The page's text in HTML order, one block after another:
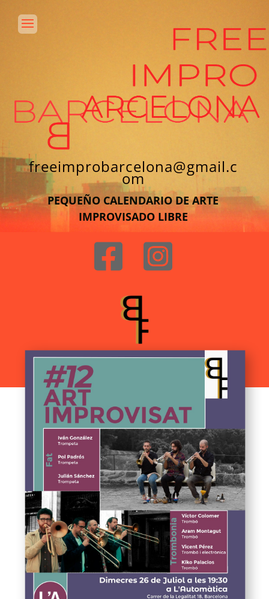
freeimprobarcelona@gmail.c
om
PEQUEÑO CALENDARIO DE ARTE
IMPROVISADO LIBRE